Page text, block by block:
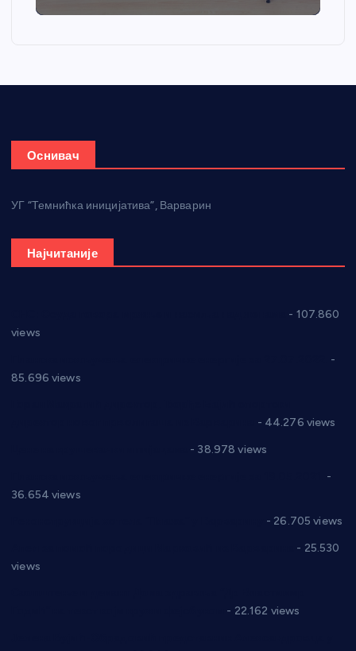
Оснивач
УГ “Темнићка иницијатива”, Варварин
Најчитаније
- 107.860
views
-
85.696 views
- 44.276 views
- 38.978 views
-
36.654 views
- 26.705 views
- 25.530
views
- 22.162 views